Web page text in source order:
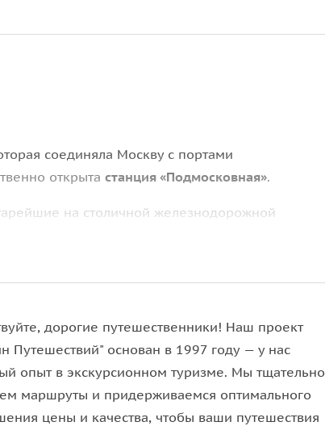
соединяла Москву с портами
открыта станция «Подмосковная».
на столичной железнодорожной
зданий — соседствует с действующими
начала XX века, услышать протяжный
с изящной крышей и представить себя в
это можно буквально: в музее установлено
увидеть себя в окружении спешащих по делам
дорогие путешественники! Наш проект
Путешествий" основан в 1997 году — у нас
опыт в экскурсионном туризме. Мы тщательно
маршруты и придерживаемся оптимального
цены и качества, чтобы ваши путешествия